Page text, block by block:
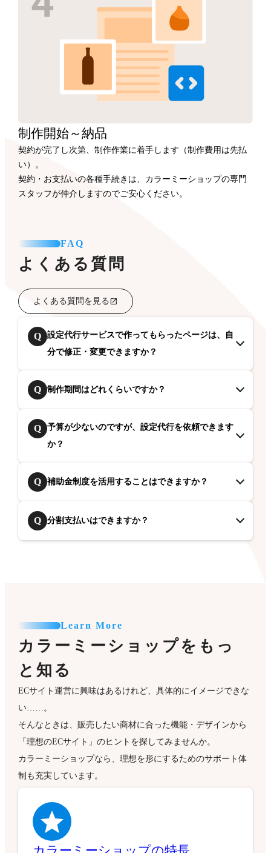
制作開始～納品
契約が完了し次第、制作作業に着手します（制作費用は先払
い）。
契約・お支払いの各種手続きは、カラーミーショップの専門
スタッフが仲介しますのでご安心ください。
FAQ
よくある質問
よくある質問を見る
Q
設定代行サービスで作ってもらったページは、自
分で修正・変更できますか？
Q 制作期間はどれくらいですか？
Q
予算が少ないのですが、設定代行を依頼できます
か？
Q 補助金制度を活用することはできますか？
Q 分割支払いはできますか？
Learn More
カラーミーショップをもっ
と知る
ECサイト運営に興味はあるけれど、具体的にイメージできな
い……。
そんなときは、販売したい商材に合った機能・デザインから
「理想のECサイト」のヒントを探してみませんか。
カラーミーショップなら、理想を形にするためのサポート体
制も充実しています。